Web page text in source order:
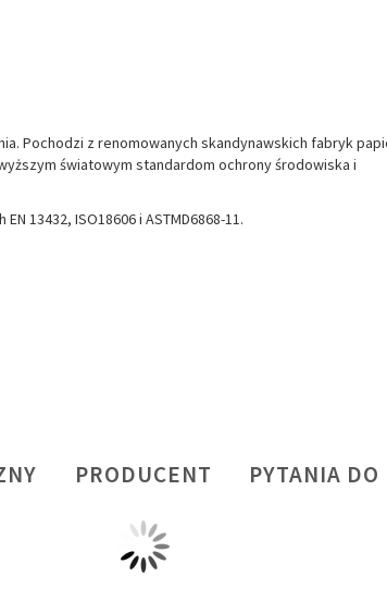
Pochodzi z renomowanych skandynawskich fabryk
światowym standardom ochrony środowiska i
13432, ISO18606 i ASTMD6868-11.
PRODUCENT PYTANIA